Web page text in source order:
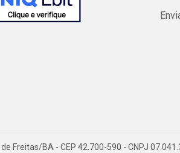
Freitas/BA - CEP 42.700-590 - CNPJ